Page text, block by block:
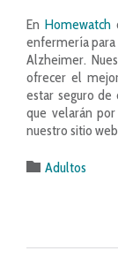
EnHomewatch
enfermería para
Alzheimer.
ofrecer el
estar seguro de
que velarán
nuestro sitio
 Category
Adultos